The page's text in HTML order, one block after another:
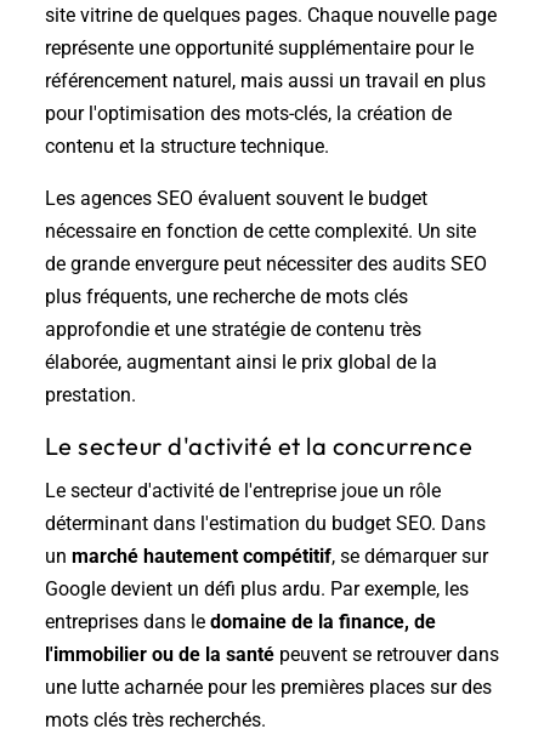
site vitrine de quelques pages. Chaque nouvelle page
représente une opportunité supplémentaire pour le
référencement naturel, mais aussi un travail en plus
pour l'optimisation des mots-clés, la création de
contenu et la structure technique.
Les agences SEO évaluent souvent le budget
nécessaire en fonction de cette complexité. Un site
de grande envergure peut nécessiter des audits SEO
plus fréquents, une recherche de mots clés
approfondie et une stratégie de contenu très
élaborée, augmentant ainsi le prix global de la
prestation.
Le secteur d'activité et la concurrence
Le secteur d'activité de l'entreprise joue un rôle
déterminant dans l'estimation du budget SEO. Dans
un marché hautement compétitif, se démarquer sur
Google devient un défi plus ardu. Par exemple, les
entreprises dans le domaine de la finance, de
l'immobilier ou de la santépeuvent se retrouver dans
une lutte acharnée pour les premières places sur des
mots clés très recherchés.